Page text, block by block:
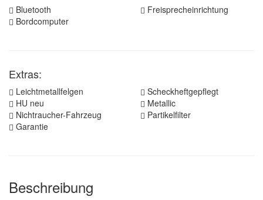
Bluetooth
Freisprecheinrichtung
Bordcomputer
Extras:
Leichtmetallfelgen
Scheckheftgepflegt
HU neu
Metallic
Nichtraucher-Fahrzeug
Partikelfilter
Garantie
Beschreibung